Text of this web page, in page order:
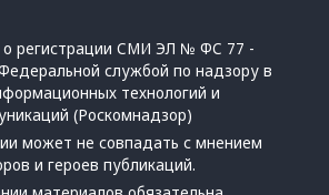
о регистрации СМИ ЭЛ № ФС 77 -
службой по надзору в
технологий и
(Роскомнадзор)
может не совпадать с мнением
и героев публикаций.